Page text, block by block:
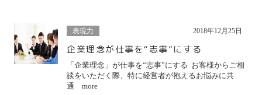
表現力
企業理念が仕事を“志事”にする
「企業理念」が仕事を“志事”にする お客様からご相
談をいただく際、特に経営者が抱えるお悩みに共
通 more
2018年12月25日